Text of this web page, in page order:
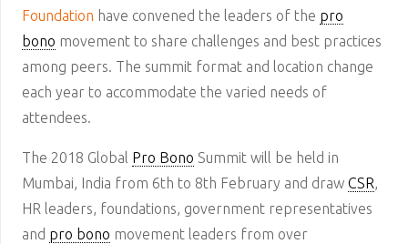
Foundation have convened the leaders of the pro
bono movement to share challenges and best practices
among peers. The summit format and location change
each year to accommodate the varied needs of
attendees.
The 2018 Global Pro Bono Summit will be held in
Mumbai, India from 6th to 8th February and draw CSR,
HR leaders, foundations, government representatives
and pro bono movement leaders from over